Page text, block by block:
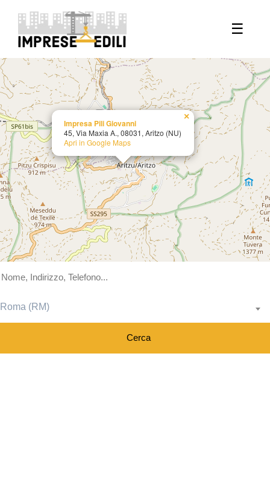
☰
Impresa Pili Giovanni
45, Via Maxia A., 08031, Aritzo (NU)
Apri in Google Maps
×
+
−
Roma (RM)
Cerca